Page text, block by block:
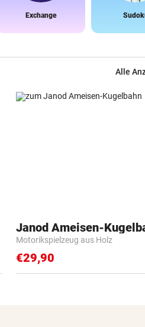
Exchange
Alle
Janod Ameisen-
Motorikspielzeug aus Holz
€29,90